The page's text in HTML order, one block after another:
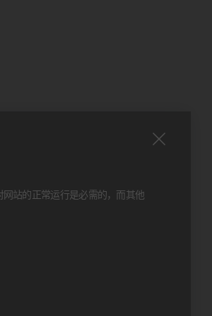
站的正常运行是必需的，而其他